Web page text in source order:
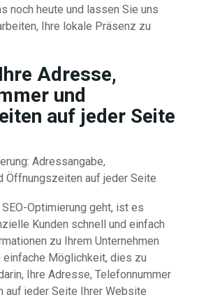
noch heute und lassen Sie uns
Ihre lokale Präsenz zu
Adresse,
und
auf jeder Seite
Adressangabe,
Öffnungszeiten auf jeder Seite
Optimierung geht, ist es
Kunden schnell und einfach
zu Ihrem Unternehmen
einfache Möglichkeit, dies zu
Ihre Adresse, Telefonnummer
auf jeder Seite Ihrer Website